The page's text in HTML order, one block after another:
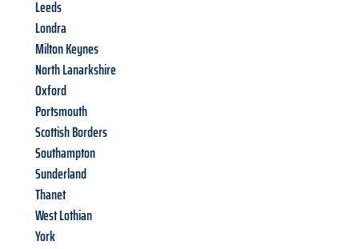
Leeds
Londra
Milton Keynes
North Lanarkshire
Oxford
Portsmouth
Scottish Borders
Southampton
Sunderland
Thanet
West Lothian
York